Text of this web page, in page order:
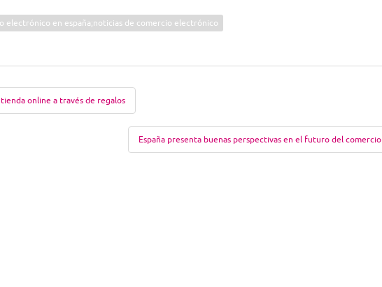
electrónico en españa;noticias de comercio electrónico
online a través de regalos
España presenta buenas perspectivas en el futuro del comercio